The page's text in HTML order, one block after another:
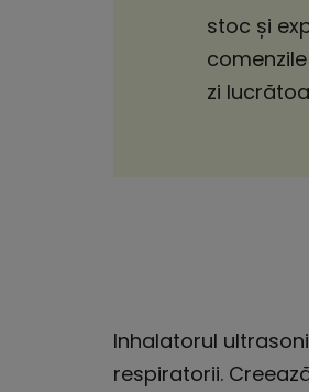
stoc și
zi
Inhalatorul
respiratorii.